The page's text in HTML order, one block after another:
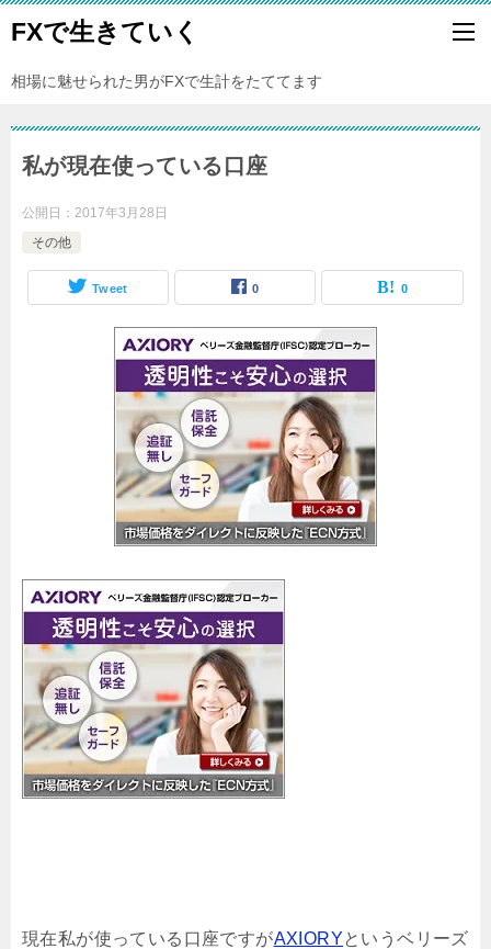
FXで生きていく
相場に魅せられた男がFXで生計をたててます
私が現在使っている口座
公開日： 2017年3月28日
その他
Tweet 0 0
現在私が使っている口座ですがAXIORYというベリーズ